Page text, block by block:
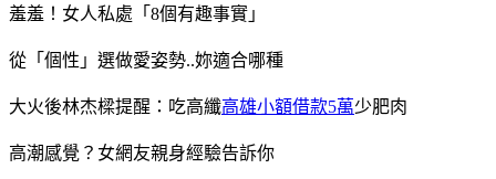
羞羞！女人私處「8個有趣事實」
從「個性」選做愛姿勢..妳適合哪種
大火後林杰樑提醒：吃高纖高雄小額借款5萬少肥肉
高潮感覺？女網友親身經驗告訴你